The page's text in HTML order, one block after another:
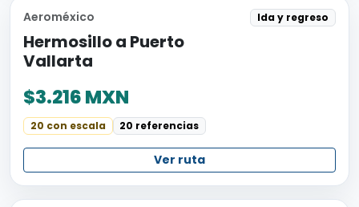
Aeroméxico
Hermosillo a Puerto
Vallarta
Ida y regreso
$3.216 MXN
20 con escala 20 referencias
Ver ruta